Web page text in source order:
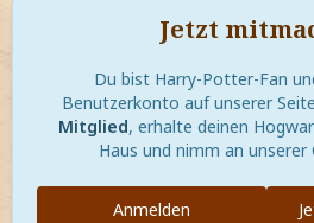
Jetzt
Du bist Harry-Potter-Fan
Benutzerkonto auf unserer
Mitglied, erhalte deinen
Haus und nimm an
Anmelden